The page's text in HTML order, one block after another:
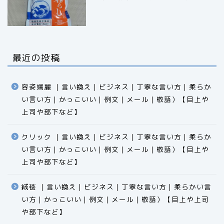
最近の投稿
容姿端麗 ｜言い換え｜ビジネス｜丁寧な言い方｜柔らか
い言い方｜かっこいい｜例文｜メール｜敬語）【目上や
上司や部下など】​​​​​​​​​​​​​​​​
クリック ｜言い換え｜ビジネス｜丁寧な言い方｜柔らか
い言い方｜かっこいい｜例文｜メール｜敬語）【目上や
上司や部下など】​​​​​​​​​​​​​​​​
絨毯 ｜言い換え｜ビジネス｜丁寧な言い方｜柔らかい言
い方｜かっこいい｜例文｜メール｜敬語）【目上や上司
や部下など】​​​​​​​​​​​​​​​​
食品